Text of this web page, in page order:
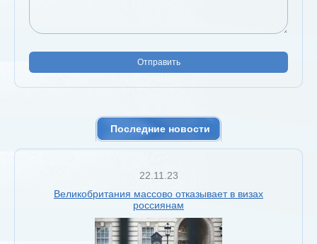
Отправить
Последние новости
22.11.23
Великобритания массово отказывает в визах
россиянам